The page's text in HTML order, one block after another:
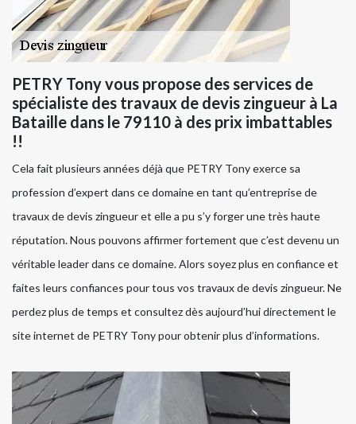
PETRY Tony vous propose des services de
spécialiste des travaux de devis zingueur à La
Bataille dans le 79110 à des prix imbattables
!!
Cela fait plusieurs années déjà que PETRY Tony exerce sa
profession d’expert dans ce domaine en tant qu’entreprise de
travaux de devis zingueur et elle a pu s’y forger une très haute
réputation. Nous pouvons affirmer fortement que c’est devenu un
véritable leader dans ce domaine. Alors soyez plus en confiance et
faites leurs confiances pour tous vos travaux de devis zingueur. Ne
perdez plus de temps et consultez dès aujourd’hui directement le
site internet de PETRY Tony pour obtenir plus d’informations.